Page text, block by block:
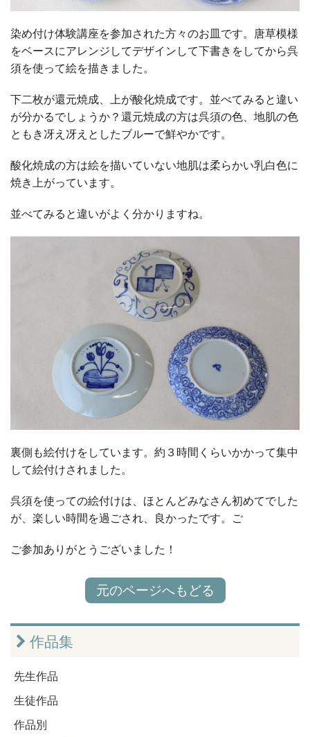
染め付け体験講座を参加された方々のお皿です。唐草模様
をベースにアレンジしてデザインして下書きをしてから呉
須を使って絵を描きました。
下二枚が還元焼成、上が酸化焼成です。並べてみると違い
が分かるでしょうか？還元焼成の方は呉須の色、地肌の色
ともき冴え冴えとしたブルーで鮮やかです。
酸化焼成の方は絵を描いていない地肌は柔らかい乳白色に
焼き上がっています。
並べてみると違いがよく分かりますね。
裏側も絵付けをしています。約３時間くらいかかって集中
して絵付けされました。
呉須を使っての絵付けは、ほとんどみなさん初めてでした
が、楽しい時間を過ごされ、良かったです。ご
ご参加ありがとうございました！
元のページへもどる
作品集
先生作品
生徒作品
作品別